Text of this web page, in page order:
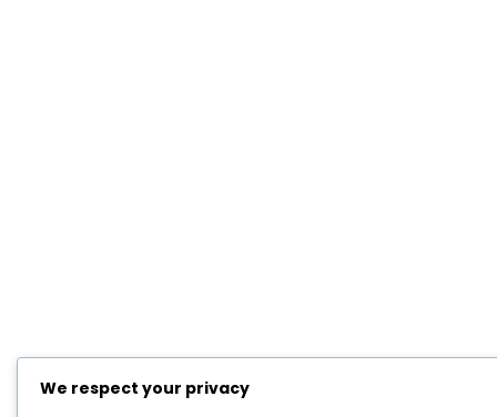
We respect your privacy